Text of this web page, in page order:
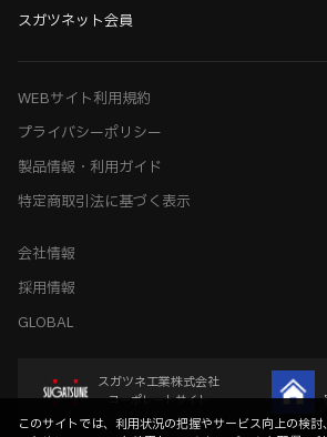
スガツネット会員
WEBサイト利用規約
プライバシーポリシー
製品情報・利用ガイド
特定商取引法に基づく表示
会社情報
採用情報
GLOBAL
スガツネ工業株式会社
コーポレートサイト
このサイトでは、利用状況の把握やサービス向上の検